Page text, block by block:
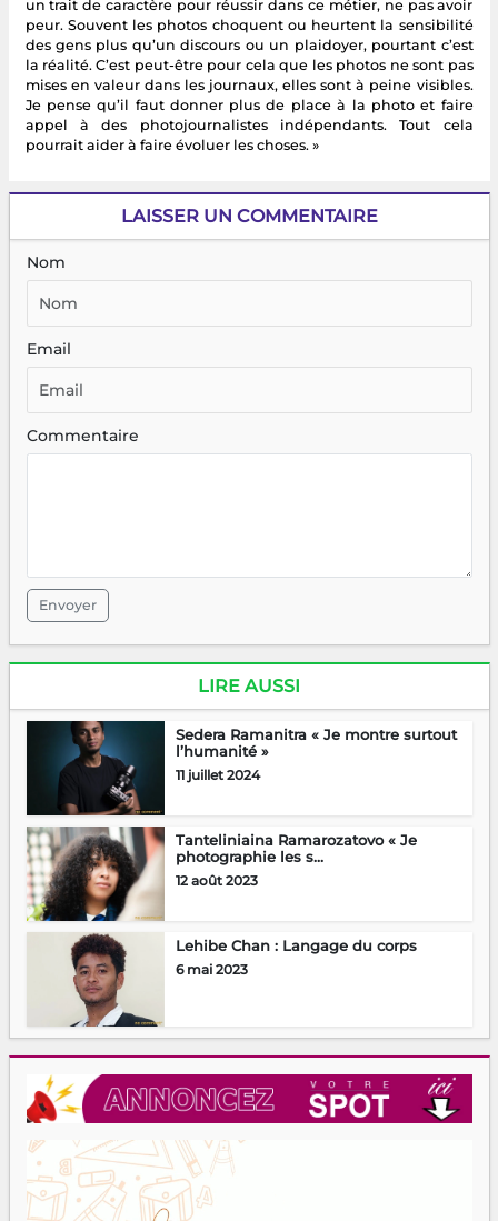
un trait de caractère pour réussir dans ce métier, ne pas avoir
peur. Souvent les photos choquent ou heurtent la sensibilité
des gens plus qu’un discours ou un plaidoyer, pourtant c’est
la réalité. C’est peut-être pour cela que les photos ne sont pas
mises en valeur dans les journaux, elles sont à peine visibles.
Je pense qu’il faut donner plus de place à la photo et faire
appel à des photojournalistes indépendants. Tout cela
pourrait aider à faire évoluer les choses. »
LAISSER UN COMMENTAIRE
Nom
Email
Commentaire
Envoyer
LIRE AUSSI
Sedera Ramanitra « Je montre surtout
l’humanité »
11 juillet 2024
Tanteliniaina Ramarozatovo « Je
photographie les s...
12 août 2023
Lehibe Chan : Langage du corps
6 mai 2023